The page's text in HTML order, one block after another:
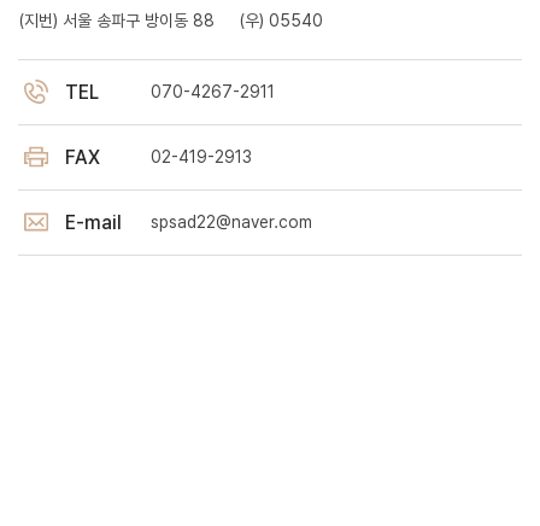
(지번) 서울 송파구 방이동 88 (우) 05540
TEL 070-4267-2911
FAX 02-419-2913
E-mail spsad22@naver.com